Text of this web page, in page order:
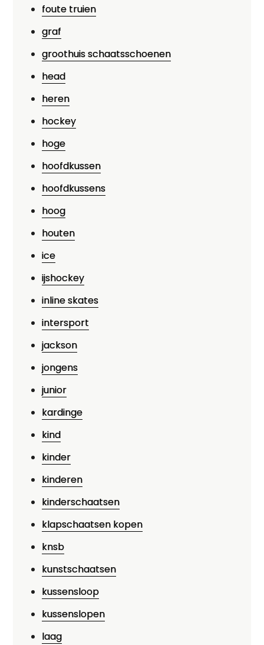
foute truien
graf
groothuis schaatsschoenen
head
heren
hockey
hoge
hoofdkussen
hoofdkussens
hoog
houten
ice
ijshockey
inline skates
intersport
jackson
jongens
junior
kardinge
kind
kinder
kinderen
kinderschaatsen
klapschaatsen kopen
knsb
kunstschaatsen
kussensloop
kussenslopen
laag